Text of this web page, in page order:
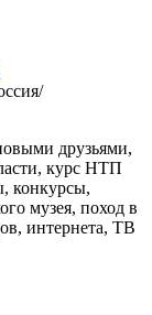
друзьями,
курс НТП
конкурсы,
музея, поход в
интернета, ТВ